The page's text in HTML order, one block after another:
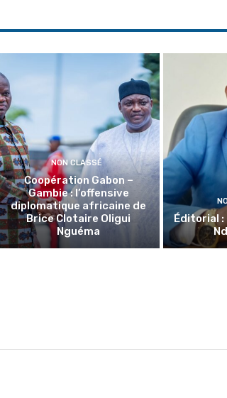
NON CLASSÉ
Coopération Gabon –
Gambie : l’offensive
diplomatique africaine de
Brice Clotaire Oligui
Nguéma
Éditorial :